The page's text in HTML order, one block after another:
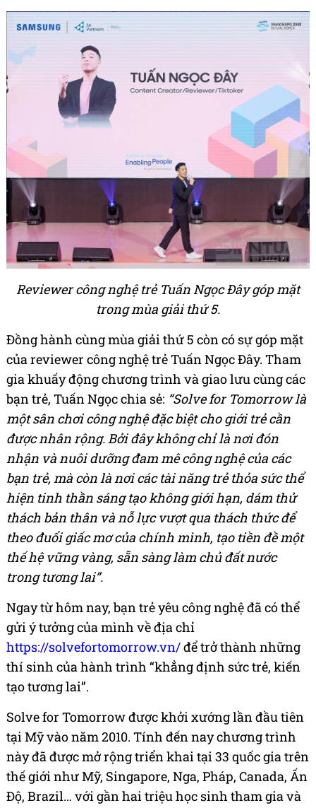
Reviewer công nghệ trẻ Tuấn Ngọc Đây góp mặt
trong mùa giải thứ 5.
Đồng hành cùng mùa giải thứ 5 còn có sự góp mặt
của reviewer công nghệ trẻ Tuấn Ngọc Đây. Tham
gia khuấy động chương trình và giao lưu cùng các
bạn trẻ, Tuấn Ngọc chia sẻ: “Solve for Tomorrow là
một sân chơi công nghệ đặc biệt cho giới trẻ cần
được nhân rộng. Bởi đây không chỉ là nơi đón
nhận và nuôi dưỡng đam mê công nghệ của các
bạn trẻ, mà còn là nơi các tài năng trẻ thỏa sức thể
hiện tinh thần sáng tạo không giới hạn, dám thử
thách bản thân và nỗ lực vượt qua thách thức để
theo đuổi giấc mơ của chính mình, tạo tiền đề một
thế hệ vững vàng, sẵn sàng làm chủ đất nước
trong tương lai”.
Ngay từ hôm nay, bạn trẻ yêu công nghệ đã có thể
gửi ý tưởng của mình về địa chỉ
https://solvefortomorrow.vn/để trở thành những
thí sinh của hành trình “khẳng định sức trẻ, kiến
tạo tương lai”.
Solve for Tomorrow được khởi xướng lần đầu tiên
tại Mỹ vào năm 2010. Tính đến nay chương trình
này đã được mở rộng triển khai tại 33 quốc gia trên
thế giới như Mỹ, Singapore, Nga, Pháp, Canada, Ấn
Độ, Brazil… với gần hai triệu học sinh tham gia và